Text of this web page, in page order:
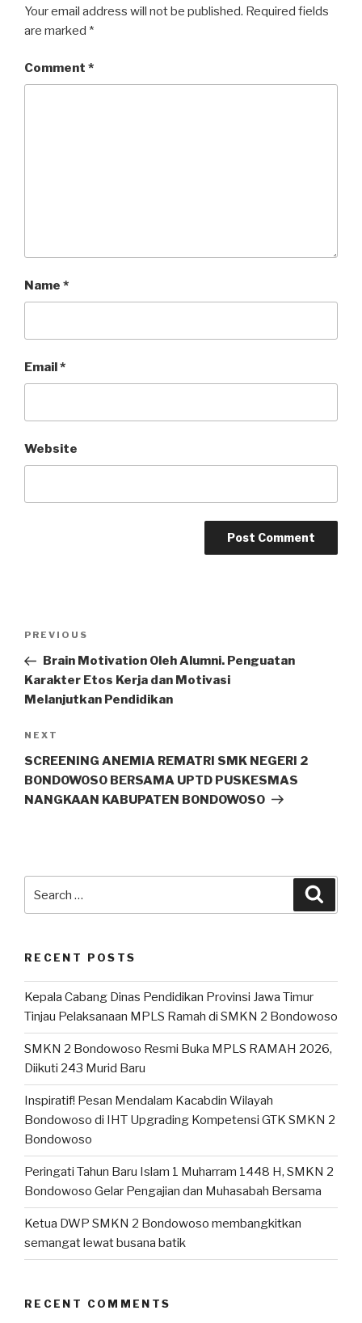
Your email address will not be published. Required fields
are marked *
Comment *
Name *
Email*
Website
PREVIOUS
Brain Motivation Oleh Alumni. Penguatan
Karakter Etos Kerja dan Motivasi
Melanjutkan Pendidikan
NEXT
SCREENING ANEMIA REMATRI SMK NEGERI 2
BONDOWOSO BERSAMA UPTD PUSKESMAS
NANGKAAN KABUPATEN BONDOWOSO
RECENT POSTS
Kepala Cabang Dinas Pendidikan Provinsi Jawa Timur
Tinjau Pelaksanaan MPLS Ramah di SMKN 2 Bondowoso
SMKN 2 Bondowoso Resmi Buka MPLS RAMAH 2026,
Diikuti 243 Murid Baru
Inspiratif! Pesan Mendalam Kacabdin Wilayah
Bondowoso di IHT Upgrading Kompetensi GTK SMKN 2
Bondowoso
Peringati Tahun Baru Islam 1 Muharram 1448 H, SMKN 2
Bondowoso Gelar Pengajian dan Muhasabah Bersama
Ketua DWP SMKN 2 Bondowoso membangkitkan
semangat lewat busana batik
RECENT COMMENTS